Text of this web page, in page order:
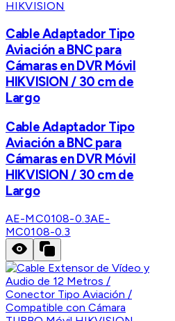
HIKVISION
Cable Adaptador Tipo
Aviación a BNC para
Cámaras en DVR Móvil
HIKVISION / 30 cm de
Largo
Cable Adaptador Tipo
Aviación a BNC para
Cámaras en DVR Móvil
HIKVISION / 30 cm de
Largo
AE-MC0108-0.3AE-
MC0108-0.3